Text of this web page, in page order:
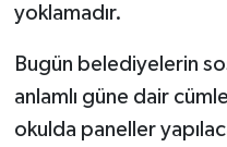
yoklamadır.
Bugün belediyelerin
anlamlı güne dair
okulda paneller